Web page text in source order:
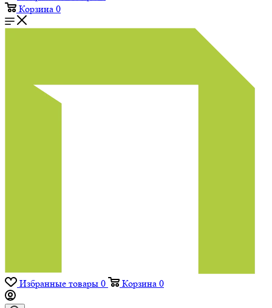
Корзина 0
Избранные товары 0 Корзина 0